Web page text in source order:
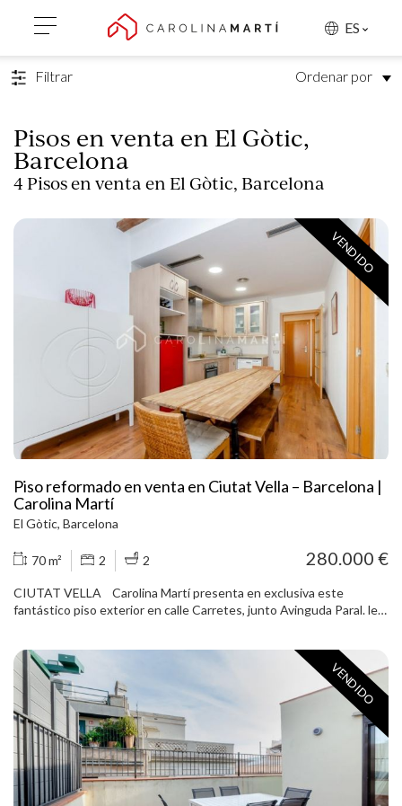
ES
Filtrar Ordenar por
Pisos en venta en El Gòtic,
Barcelona
4 Pisos en venta en El Gòtic, Barcelona
VOLVER A LA BÚSQUEDA
VENDIDO
Piso reformado en venta en Ciutat Vella – Barcelona |
Carolina Martí
El Gòtic, Barcelona
70 m² 2 2 280.000 €
CIUTAT VELLA Carolina Martí presenta en exclusiva este
fantástico piso exterior en calle Carretes, junto Avinguda Paral. lel.
ducha), amplio comedor con cocina integrada, y un funcional
espacio de lavadero. El salón y el dormitorio principal tienen salida
directa a balcón. Características: Finca rehabilitada integralmente
hace 20 años Servicio de ascensor Tercera planta real Techos altos
con zonas de vigas vistas Calidades interiores a destacar: Suelos
de parquet Aire frío/calor por conductos Ventanales exteriores
madera tratada con doble vidrio tipo Climalit, ventanas interiores
de pvc blanco Junto metro L3 (Paral. lel), Poble Sec, Mercat de
Sant Antoni Llámenos para concertar visita!
VENDIDO